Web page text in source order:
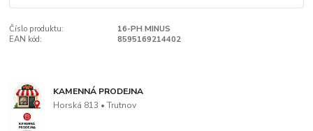
Číslo produktu:
16-PH MINUS
EAN kód:
8595169214402
KAMENNÁ PRODEJNA
Horská 813 • Trutnov